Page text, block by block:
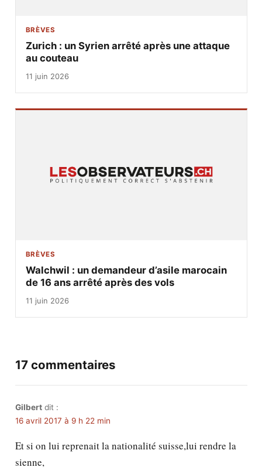
BRÈVES
Zurich : un Syrien arrêté après une attaque
au couteau
11 juin 2026
BRÈVES
Walchwil : un demandeur d’asile marocain
de 16 ans arrêté après des vols
11 juin 2026
17 commentaires
Gilbert dit :
16 avril 2017 à 9 h 22 min
Et si on lui reprenait la nationalité suisse,lui rendre la
sienne,